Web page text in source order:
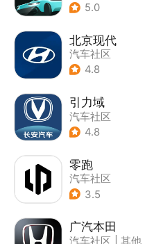
5.0
北京现代
汽车社区
4.8
引力域
汽车社区
4.8
零跑
汽车社区
3.5
广汽本田
汽车社区
其他